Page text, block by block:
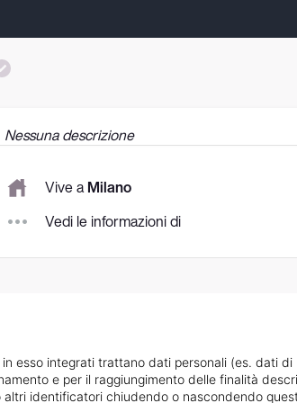
Nessuna descrizione
Vive aMilano
Vedi le informazioni di
esso integrati trattano dati personali (es. dati
e per il raggiungimento delle finalità
altri identificatori chiudendo o nascondendo